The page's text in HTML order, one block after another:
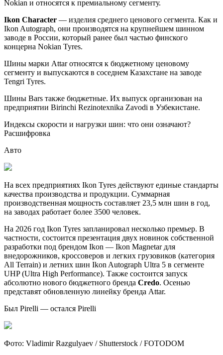
Nokian и относятся к премиальному сегменту.
Ikon Character — изделия среднего ценового сегмента. Как и
Ikon Autograph, они производятся на крупнейшем шинном
заводе в России, который ранее был частью финского
концерна Nokian Tyres.
Шины марки Attar относятся к бюджетному ценовому
сегменту и выпускаются в соседнем Казахстане на заводе
Tengri Tyres.
Шины Bars также бюджетные. Их выпуск организован на
предприятии Birinchi Rezinotexnika Zavodi в Узбекистане.
Индексы скорости и нагрузки шин: что они означают?
Расшифровка
Авто
На всех предприятиях Ikon Tyres действуют единые стандарты
качества производства и продукции. Суммарная
производственная мощность составляет 23,5 млн шин в год,
на заводах работает более 3500 человек.
На 2026 год Ikon Tyres запланировал несколько премьер. В
частности, состоится презентация двух новинок собственной
разработки под брендом Ikon — Ikon Magnetar для
внедорожников, кроссоверов и легких грузовиков (категория
All Terrain) и летних шин Ikon Autograph Ultra 5 в сегменте
UHP (Ultra High Performance). Также состоится запуск
абсолютно нового бюджетного бренда Credo. Осенью
представят обновленную линейку бренда Attar.
Был Pirelli — остался Pirelli
Фото: Vladimir Razgulyaev / Shutterstock / FOTODOM